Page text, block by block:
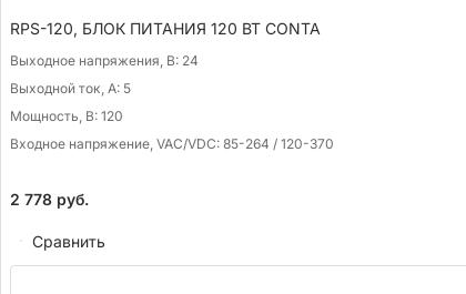
RPS-120, БЛОК ПИТАНИЯ 120 ВТ CONTA
Выходное напряжения, В: 24
Выходной ток, А: 5
Мощность, В: 120
Входное напряжение, VAC/VDC: 85-264 / 120-370
2 778 руб.
Сравнить